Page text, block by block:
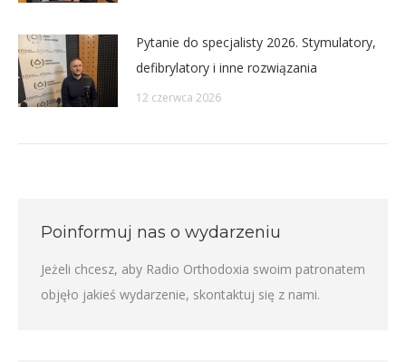
Pytanie do specjalisty 2026. Stymulatory,
defibrylatory i inne rozwiązania
12 czerwca 2026
Poinformuj nas o wydarzeniu
Jeżeli chcesz, aby Radio Orthodoxia swoim patronatem
objęło jakieś wydarzenie, skontaktuj się z nami.